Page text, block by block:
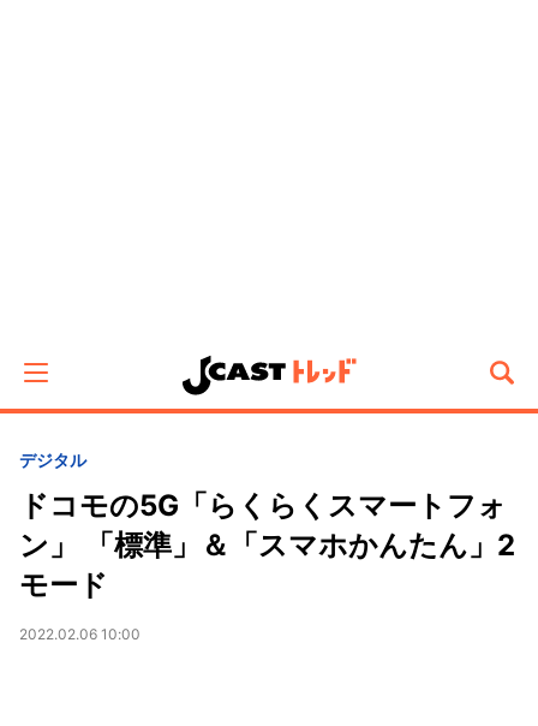
デジタル
ドコモの5G「らくらくスマートフォ
ン」 「標準」＆「スマホかんたん」2
モード
2022.02.06 10:00